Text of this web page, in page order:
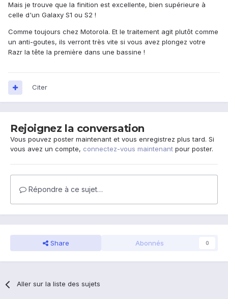
Mais je trouve que la finition est excellente, bien supérieure à
celle d'un Galaxy S1 ou S2 !
Comme toujours chez Motorola. Et le traitement agit plutôt comme
un anti-goutes, ils verront très vite si vous avez plongez votre
Razr la tête la première dans une bassine !
Citer
Rejoignez la conversation
Vous pouvez poster maintenant et vous enregistrez plus tard. Si
vous avez un compte, connectez-vous maintenant pour poster.
Répondre à ce sujet…
Share Abonnés 0
Aller sur la liste des sujets